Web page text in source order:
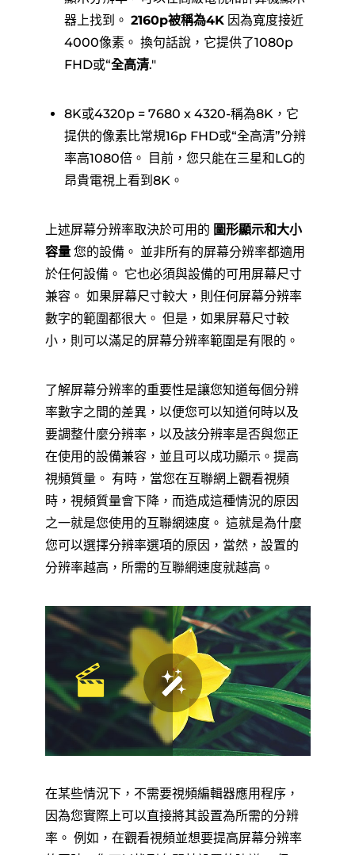
器上找到。 2160p被稱為4K因為寬度接近
4000像素。 換句話說，它提供了1080p
FHD或“全高清."
8K或4320p = 7680 x 4320-稱為8K，它
提供的像素比常規16p FHD或“全高清”分辨
率高1080倍。 目前，您只能在三星和LG的
昂貴電視上看到8K。
上述屏幕分辨率取決於可用的 圖形顯示和大小
容量您的設備。 並非所有的屏幕分辨率都適用
於任何設備。 它也必須與設備的可用屏幕尺寸
兼容。 如果屏幕尺寸較大，則任何屏幕分辨率
數字的範圍都很大。 但是，如果屏幕尺寸較
小，則可以滿足的屏幕分辨率範圍是有限的。
了解屏幕分辨率的重要性是讓您知道每個分辨
率數字之間的差異，以便您可以知道何時以及
要調整什麼分辨率，以及該分辨率是否與您正
在使用的設備兼容，並且可以成功顯示。提高
視頻質量。 有時，當您在互聯網上觀看視頻
時，視頻質量會下降，而造成這種情況的原因
之一就是您使用的互聯網速度。 這就是為什麼
您可以選擇分辨率選項的原因，當然，設置的
分辨率越高，所需的互聯網速度就越高。
在某些情況下，不需要視頻編輯器應用程序，
因為您實際上可以直接將其設置為所需的分辨
率。 例如，在觀看視頻並想要提高屏幕分辨率